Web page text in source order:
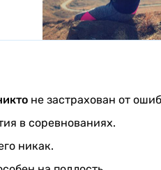
не застрахован от
в соревнованиях.
никак.